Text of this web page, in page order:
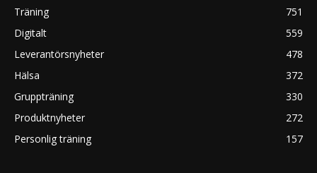
Träning
751
Digitalt
559
Leverantörsnyheter
478
Hälsa
372
Gruppträning
330
Produktnyheter
272
Personlig träning
157